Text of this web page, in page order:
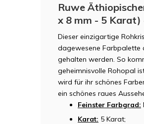
Ruwe
x 8 mm - 5 Karat)
Dieser einzigartige
dagewesene Farbpalette
gehalten werden. So
geheimnisvolle Rohopal
wird für ihr schönes
ein schönes raues
Feinster Farbgrad:
Karat: 5 Karat;